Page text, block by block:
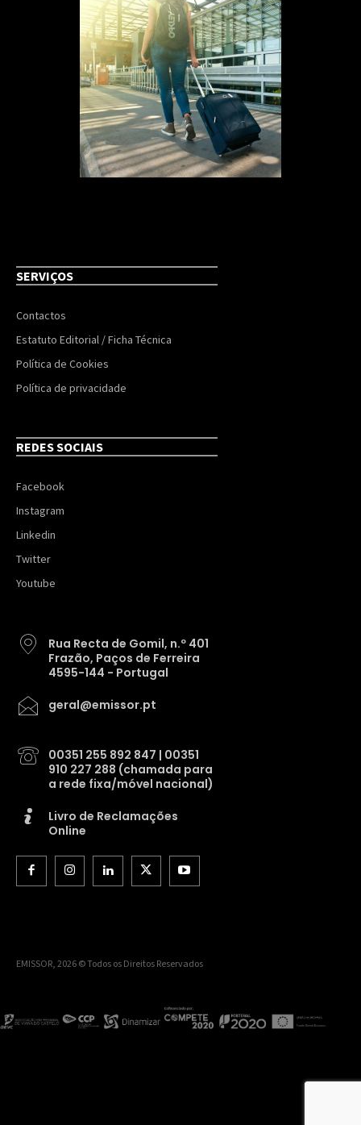
SERVIÇOS
Contactos
Estatuto Editorial / Ficha Técnica
Política de Cookies
Política de privacidade
REDES SOCIAIS
Facebook
Instagram
Linkedin
Twitter
Youtube
Rua Recta de Gomil, n.º 401
Frazão, Paços de Ferreira
4595-144 - Portugal
geral@emissor.pt
00351 255 892 847 | 00351
910 227 288 (chamada para
a rede fixa/móvel nacional)
Livro de Reclamações
Online
EMISSOR, 2026 © Todos os Direitos Reservados